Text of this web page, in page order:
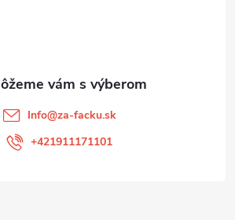
Info@za-facku.sk
+421911171101